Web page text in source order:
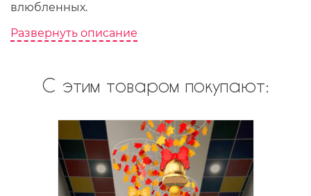
влюбленных.
Развернуть описание
С этим товаром покупают: